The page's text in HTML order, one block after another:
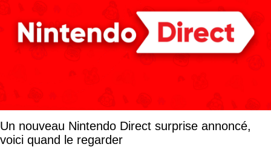
Un nouveau Nintendo Direct surprise annoncé,
voici quand le regarder